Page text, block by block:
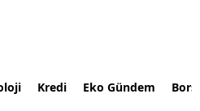
Kredi Eko Gündem